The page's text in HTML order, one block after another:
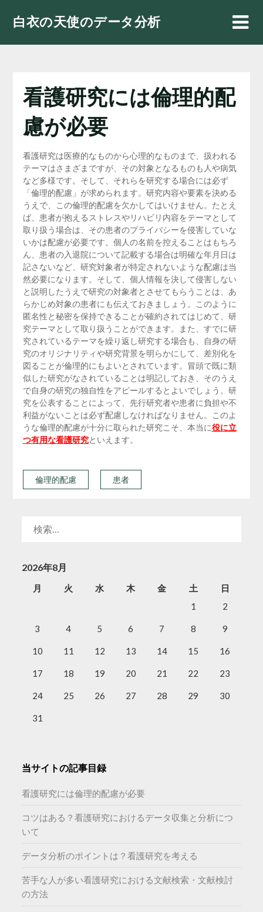
白衣の天使のデータ分析
看護研究には倫理的配
慮が必要
看護研究は医療的なものから心理的なものまで、扱われる
テーマはさまざまですが、その対象となるものも人や病気
など多様です。そして、それらを研究する場合には必ず
「倫理的配慮」が求められます。研究内容や要素を決める
うえで、この倫理的配慮を欠かしてはいけません。たとえ
ば、患者が抱えるストレスやリハビリ内容をテーマとして
取り扱う場合は、その患者のプライバシーを侵害していな
いかは配慮が必要です。個人の名前を控えることはもちろ
ん、患者の入退院について記載する場合は明確な年月日は
記さないなど、研究対象者が特定されないような配慮は当
然必要になります。そして、個人情報を決して侵害しない
と説明したうえで研究の対象者とさせてもらうことは、あ
らかじめ対象の患者にも伝えておきましょう。このように
匿名性と秘密を保持できることが確約されてはじめて、研
究テーマとして取り扱うことができます。また、すでに研
究されているテーマを繰り返し研究する場合も、自身の研
究のオリジナリティや研究背景を明らかにして、差別化を
図ることが倫理的にもよいとされています。冒頭で既に類
似した研究がなされていることは明記しておき、そのうえ
で自身の研究の独自性をアピールするとよいでしょう。研
究を公表することによって、先行研究者や患者に負担や不
利益がないことは必ず配慮しなければなりません。このよ
うな倫理的配慮が十分に取られた研究こそ、本当に役に立
つ有用な看護研究といえます。
倫理的配慮 患者
2026年8月
月 火 水 木 金 土
日
1
2
3 4 5 6 7 8 9
10 11 12 13 14 15 16
17 18 19 20 21 22 23
24 25 26 27 28 29 30
31
当サイトの記事目録
看護研究には倫理的配慮が必要
コツはある？看護研究におけるデータ収集と分析につ
いて
データ分析のポイントは？看護研究を考える
苦手な人が多い看護研究における文献検索・文献検討
の方法